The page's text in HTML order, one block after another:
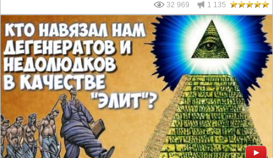
32 969 1 135